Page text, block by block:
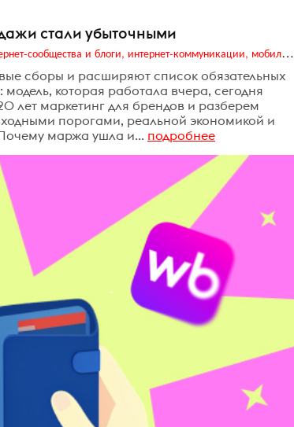
стали убыточными
Digital (web-дизайн, интернет-реклама и продвижение, интернет-сообщества и блоги, интернет-коммуникации, мобильный маркетинг, реклама на цифровых экранах)
сборы и расширяют список обязательных
которая работала вчера, сегодня
лет маркетинг для брендов и разберем
порогами, реальной экономикой и
маржа ушла и... подробнее